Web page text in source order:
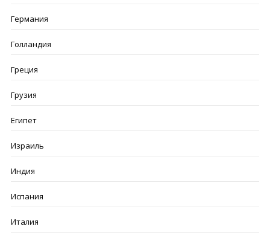
Германия
Голландия
Греция
Грузия
Египет
Израиль
Индия
Испания
Италия